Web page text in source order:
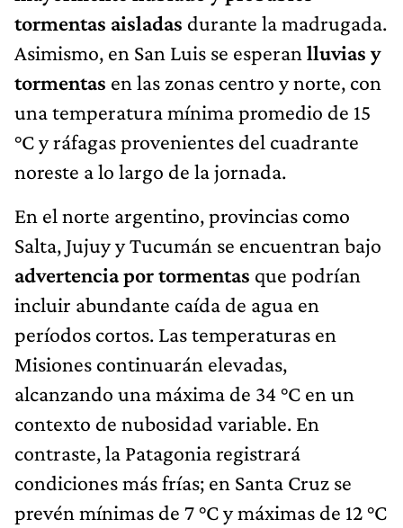
tormentas aisladas durante la madrugada.
Asimismo, en San Luis se esperan lluvias y
tormentas en las zonas centro y norte, con
una temperatura mínima promedio de 15
°C y ráfagas provenientes del cuadrante
noreste a lo largo de la jornada.
En el norte argentino, provincias como
Salta, Jujuy y Tucumán se encuentran bajo
advertencia por tormentas que podrían
incluir abundante caída de agua en
períodos cortos. Las temperaturas en
Misiones continuarán elevadas,
alcanzando una máxima de 34 °C en un
contexto de nubosidad variable. En
contraste, la Patagonia registrará
condiciones más frías; en Santa Cruz se
prevén mínimas de 7 °C y máximas de 12 °C